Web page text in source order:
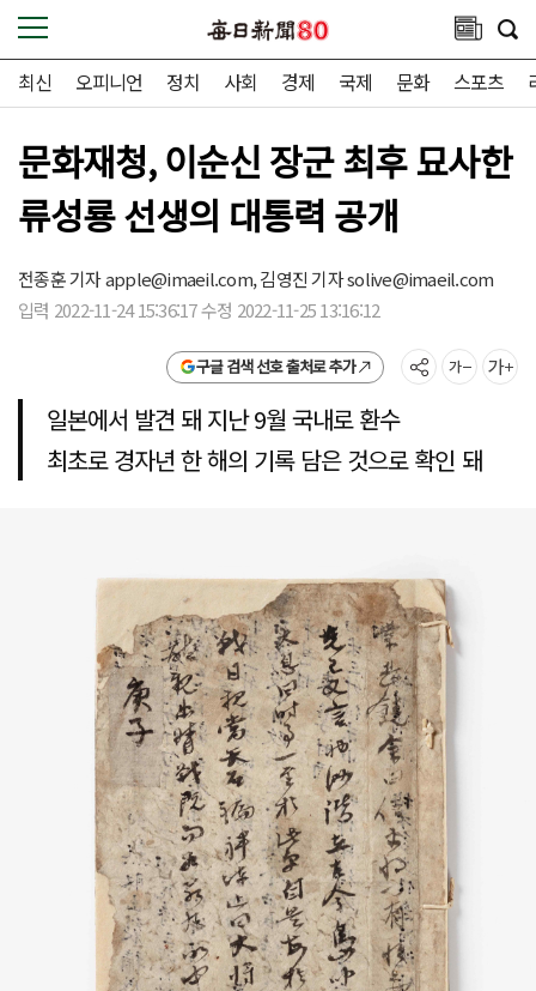
최신 오피니언 정치 사회 경제 국제 문화 스포츠
문화재청, 이순신 장군 최후 묘사한
류성룡 선생의 대통력 공개
전종훈 기자apple@imaeil.com,김영진 기자solive@imaeil.com
입력 2022-11-24 15:36:17 수정 2022-11-25 13:16:12
구글 검색 선호 출처로 추가
일본에서 발견 돼 지난 9월 국내로 환수
최초로 경자년 한 해의 기록 담은 것으로 확인 돼